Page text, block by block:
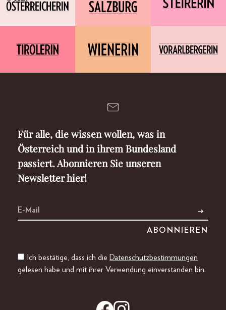
Für alle, die wissen wollen, was in
Österreich und in ihrem Bundesland
passiert. Abonnieren Sie unseren
Newsletter hier!
Ich bestätige, dass ich die Datenschutzbestimmungen
gelesen habe und mit ihrer Verwendung einverstanden bin.